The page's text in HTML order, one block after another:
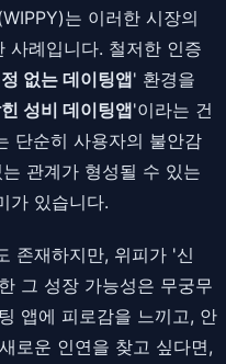
는 이러한 시장의
사례입니다. 철저한 인증
없는 데이팅앱' 환경을
성비 데이팅앱'이라는 건
단순히 사용자의 불안감
관계가 형성될 수 있는
가 있습니다.
존재하지만, 위피가 '신
그 성장 가능성은 무궁무
앱에 피로감을 느끼고, 안
로운 인연을 찾고 싶다면,